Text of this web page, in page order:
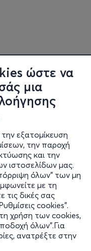
ώστε να
μια
εξατομίκευση
την παροχή
και την
ιστοσελίδων μας.
όλων" των μη
με τη
τις δικές σας
cookies".
χρήση των cookies,
όλων".Για
ανατρέξτε στην